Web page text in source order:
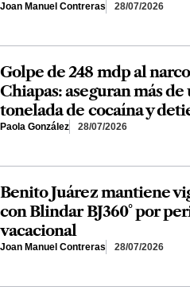
Joan Manuel Contreras 28/07/2026
Golpe de 248 mdp al
Chiapas: aseguran más de
tonelada de cocaína y
Paola González 28/07/2026
Benito Juárez mantiene
con Blindar BJ360° por
vacacional
Joan Manuel Contreras 28/07/2026